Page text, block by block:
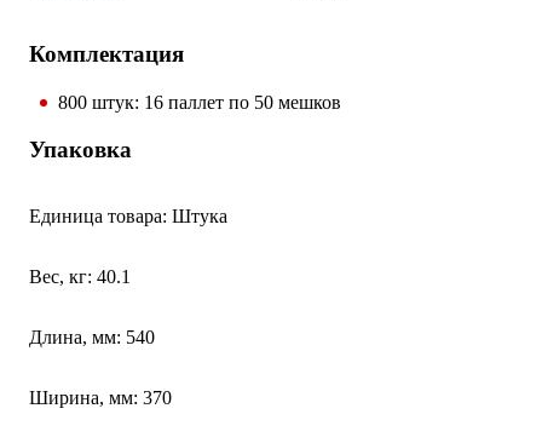
Комплектация
800 штук: 16 паллет по 50 мешков
Упаковка
Единица товара: Штука
Вес, кг: 40.1
Длина, мм: 540
Ширина, мм: 370